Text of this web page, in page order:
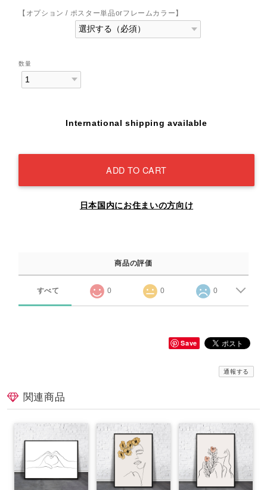
【オプション / ポスター単品orフレームカラー】
数量
International shipping available
ADD TO CART
日本国内にお住まいの方向け
商品の評価
すべて 0 0 0
Save
通報する
関連商品